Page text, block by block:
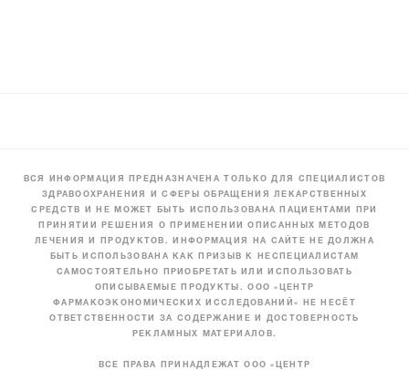
ВСЯ ИНФОРМАЦИЯ ПРЕДНАЗНАЧЕНА ТОЛЬКО ДЛЯ СПЕЦИАЛИСТОВ
ЗДРАВООХРАНЕНИЯ И СФЕРЫ ОБРАЩЕНИЯ ЛЕКАРСТВЕННЫХ
СРЕДСТВ И НЕ МОЖЕТ БЫТЬ ИСПОЛЬЗОВАНА ПАЦИЕНТАМИ ПРИ
ПРИНЯТИИ РЕШЕНИЯ О ПРИМЕНЕНИИ ОПИСАННЫХ МЕТОДОВ
ЛЕЧЕНИЯ И ПРОДУКТОВ. ИНФОРМАЦИЯ НА САЙТЕ НЕ ДОЛЖНА
БЫТЬ ИСПОЛЬЗОВАНА КАК ПРИЗЫВ К НЕСПЕЦИАЛИСТАМ
САМОСТОЯТЕЛЬНО ПРИОБРЕТАТЬ ИЛИ ИСПОЛЬЗОВАТЬ
ОПИСЫВАЕМЫЕ ПРОДУКТЫ. ООО «ЦЕНТР
ФАРМАКОЭКОНОМИЧЕСКИХ ИССЛЕДОВАНИЙ» НЕ НЕСЁТ
ОТВЕТСТВЕННОСТИ ЗА СОДЕРЖАНИЕ И ДОСТОВЕРНОСТЬ
РЕКЛАМНЫХ МАТЕРИАЛОВ.
ВСЕ ПРАВА ПРИНАДЛЕЖАТ ООО «ЦЕНТР